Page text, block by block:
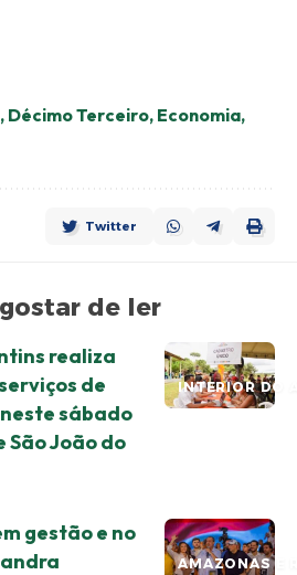
, Décimo Terceiro, Economia,
Twitter
de ler
INTERIOR DO
realiza
de
sábado
São João do
AMAZONAS E
gestão e no